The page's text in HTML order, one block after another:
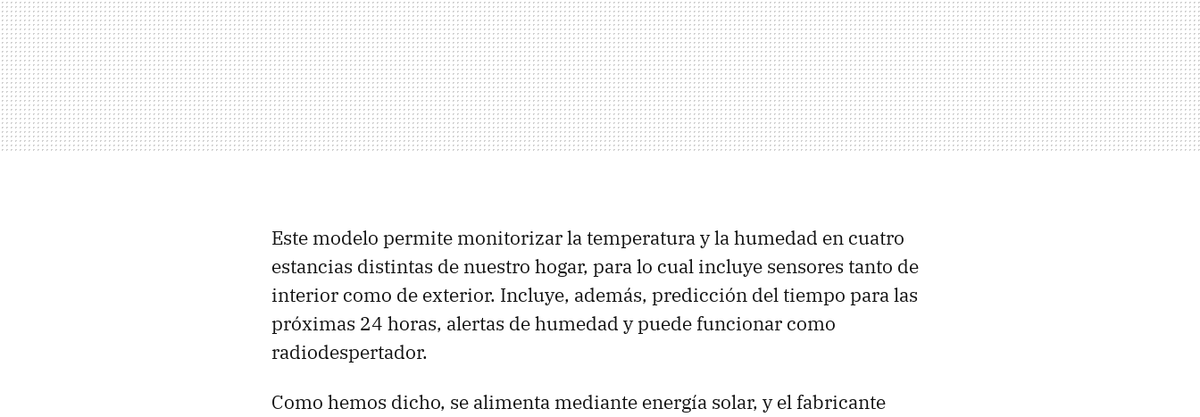
Este modelo permite monitorizar la temperatura y la humedad en cuatro
estancias distintas de nuestro hogar, para lo cual incluye sensores tanto de
interior como de exterior. Incluye, además, predicción del tiempo para las
próximas 24 horas, alertas de humedad y puede funcionar como
radiodespertador.
Como hemos dicho, se alimenta mediante energía solar, y el fabricante